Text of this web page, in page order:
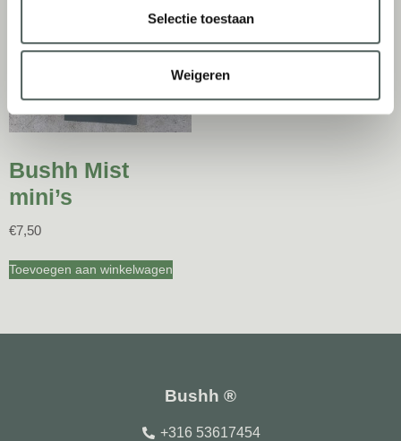
Selectie toestaan
Weigeren
Bushh Mist
mini’s
€7,50
Toevoegen aan winkelwagen
Bushh ®
+316 53617454